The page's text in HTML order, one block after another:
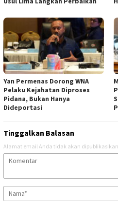
Yan Permenas Dorong WNA
Pelaku Kejahatan Diproses
Pidana, Bukan Hanya
Dideportasi
Tinggalkan Balasan
Alamat email Anda tidak akan